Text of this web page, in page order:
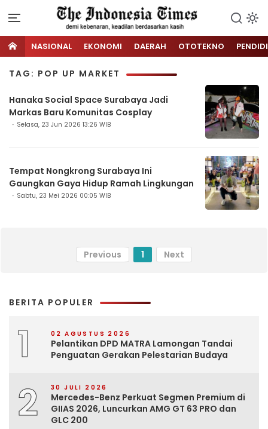
NASIONAL EKONOMI DAERAH OTOTEKNO
TAG: POP UP MARKET
Hanaka Social Space Surabaya Jadi
Markas Baru Komunitas Cosplay
Selasa, 23 Jun 2026 13:26 WIB
Tempat Nongkrong Surabaya Ini
Gaungkan Gaya Hidup Ramah Lingkungan
Sabtu, 23 Mei 2026 00:05 WIB
Previous 1 Next
BERITA POPULER
1 02 AGUSTUS 2026
Pelantikan DPD MATRA Lamongan Tandai
Penguatan Gerakan Pelestarian Budaya
2 30 JULI 2026
Mercedes-Benz Perkuat Segmen Premium di
GIIAS 2026, Luncurkan AMG GT 63 PRO dan
GLC 200